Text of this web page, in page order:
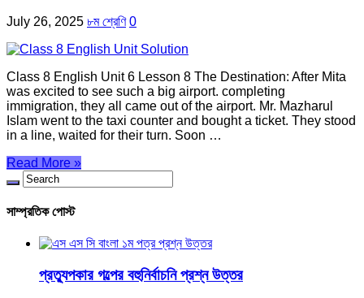
July 26, 2025 ৮ম শ্রেণি 0
Class 8 English Unit 6 Lesson 8 The Destination: After Mita
was excited to see such a big airport. completing
immigration, they all came out of the airport. Mr. Mazharul
Islam went to the taxi counter and bought a ticket. They stood
in a line, waited for their turn. Soon …
Read More »
সাম্প্রতিক পোস্ট
প্রত্যুপকার গল্পের বহুনির্বাচনি প্রশ্ন উত্তর